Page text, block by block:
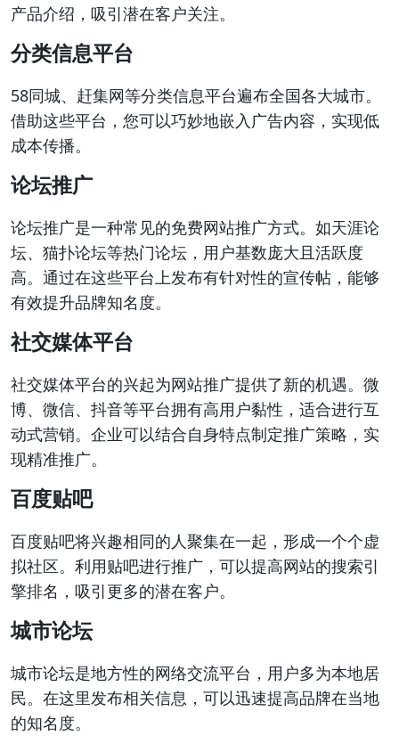
产品介绍，吸引潜在客户关注。
分类信息平台
58同城、赶集网等分类信息平台遍布全国各大城市。
借助这些平台，您可以巧妙地嵌入广告内容，实现低
成本传播。
论坛推广
论坛推广是一种常见的免费网站推广方式。如天涯论
坛、猫扑论坛等热门论坛，用户基数庞大且活跃度
高。通过在这些平台上发布有针对性的宣传帖，能够
有效提升品牌知名度。
社交媒体平台
社交媒体平台的兴起为网站推广提供了新的机遇。微
博、微信、抖音等平台拥有高用户黏性，适合进行互
动式营销。企业可以结合自身特点制定推广策略，实
现精准推广。
百度贴吧
百度贴吧将兴趣相同的人聚集在一起，形成一个个虚
拟社区。利用贴吧进行推广，可以提高网站的搜索引
擎排名，吸引更多的潜在客户。
城市论坛
城市论坛是地方性的网络交流平台，用户多为本地居
民。在这里发布相关信息，可以迅速提高品牌在当地
的知名度。